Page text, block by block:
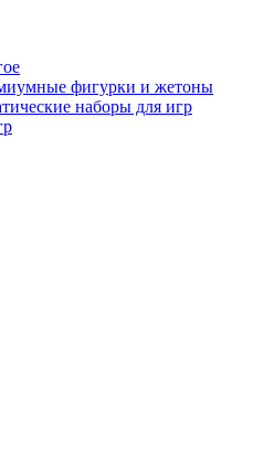
фигурки и жетоны
наборы для игр